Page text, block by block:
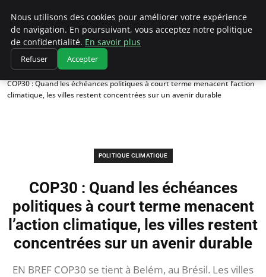
Climatedebtagents
Accueil
Politique climatique
COP30 : Quand les échéances politiques à court terme menacent l’action
climatique, les villes restent concentrées sur un avenir durable
POLITIQUE CLIMATIQUE
COP30 : Quand les échéances
politiques à court terme menacent
l’action climatique, les villes restent
concentrées sur un avenir durable
EN BREF COP30 se tient à Belém, au Brésil. Les villes
Nous utilisons des cookies pour améliorer votre expérience
de navigation. En poursuivant, vous acceptez notre politique
de confidentialité. En savoir plus
Refuser Accepter